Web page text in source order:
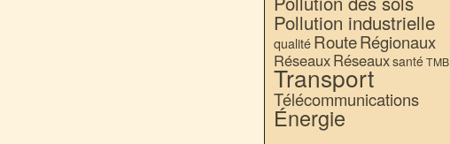
Pollution industrielle
qualité RouteRégionaux
RéseauxRéseauxsantéTMB
Transport
Télécommunications
Énergie